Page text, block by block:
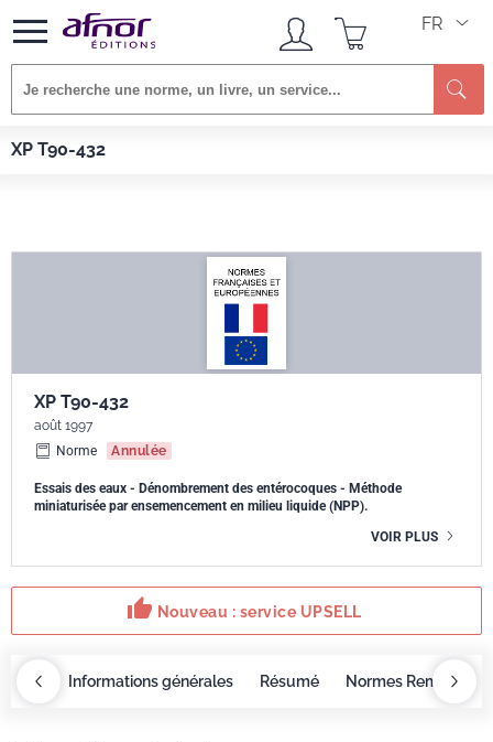
FR
XP T90-432
Afnor EDITIONS
XP T90-432
août 1997
Norme
Annulée
Essais des eaux - Dénombrement des entérocoques - Méthode
miniaturisée par ensemencement en milieu liquide (NPP).
VOIR PLUS
thumb_up Nouveau : service UPSELL
Informations générales Résumé Normes